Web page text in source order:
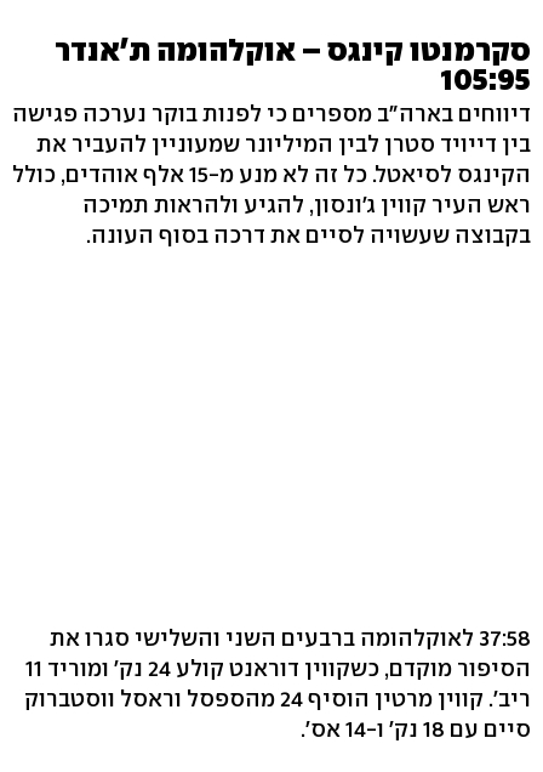
סקרמנטו קינגס – אוקלהומה ת'אנדר
105:95
דיווחים בארה"ב מספרים כי לפנות בוקר נערכה פגישה
בין דייויד סטרן לבין המיליונר שמעוניין להעביר את
הקינגס לסיאטל. כל זה לא מנע מ-15 אלף אוהדים, כולל
ראש העיר קווין ג'ונסון, להגיע ולהראות תמיכה
בקבוצה שעשויה לסיים את דרכה בסוף העונה.
37:58 לאוקלהומה ברבעים השני והשלישי סגרו את
הסיפור מוקדם, כשקווין דוראנט קולע 24 נק' ומוריד 11
ריב'. קווין מרטין הוסיף 24 מהספסל וראסל ווסטברוק
סיים עם 18 נק' ו-14 אס'.